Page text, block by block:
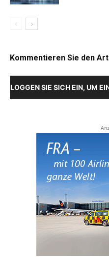
Kommentieren Sie den
LOGGEN SIE SICH EIN, UM